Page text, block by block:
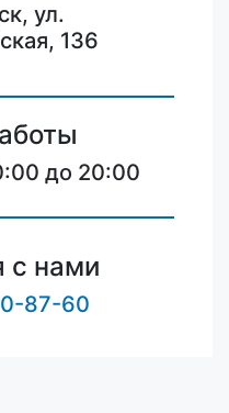
ул.
136
до 20:00
с нами
87-60